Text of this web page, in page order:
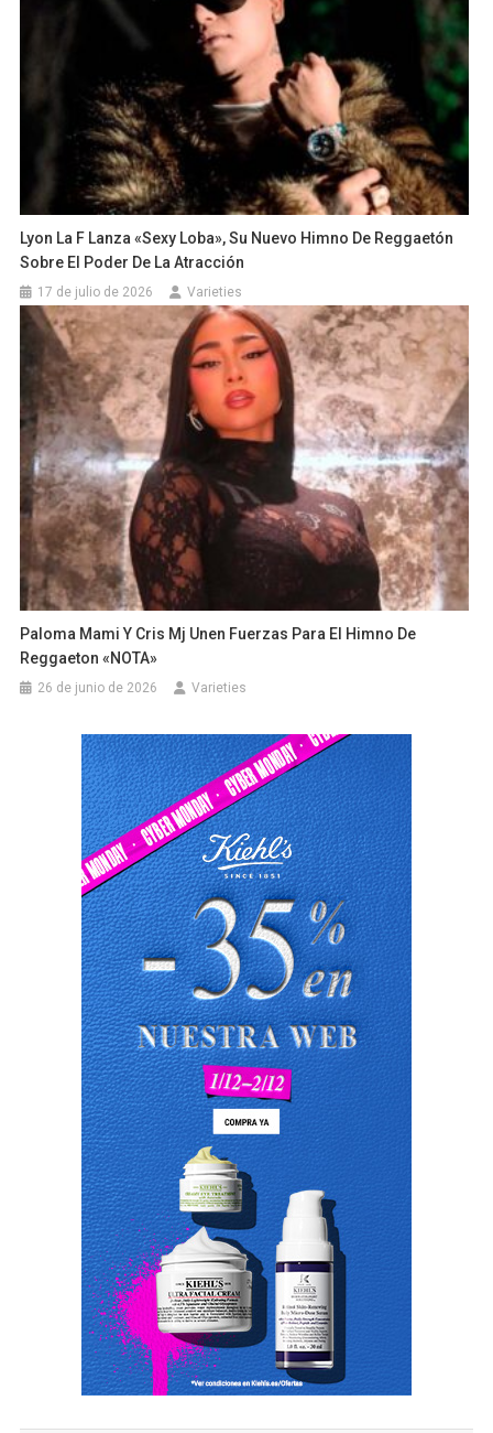
Lyon La F Lanza «Sexy Loba», Su Nuevo Himno De Reggaetón
Sobre El Poder De La Atracción
17 de julio de 2026 Varieties
Paloma Mami Y Cris Mj Unen Fuerzas Para El Himno De
Reggaeton «NOTA»
26 de junio de 2026 Varieties